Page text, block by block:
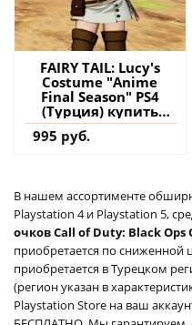
FAIRY TAIL: Lucy's
Costume "Anime
Final Season" PS4
(Турция) купить
дополнение на
аккаунт
995 руб.
В нашем ассортименте
Playstation 4 и Playstation 5,
очков Call of Duty: Black Ops
приобретается по сниженной
приобретается в Турецком
(регион указан в
Playstation Store на ваш